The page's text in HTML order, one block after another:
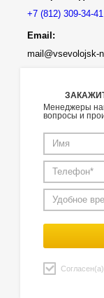
Email:
mail@vsevolojsk-
Менеджеры
вопросы и